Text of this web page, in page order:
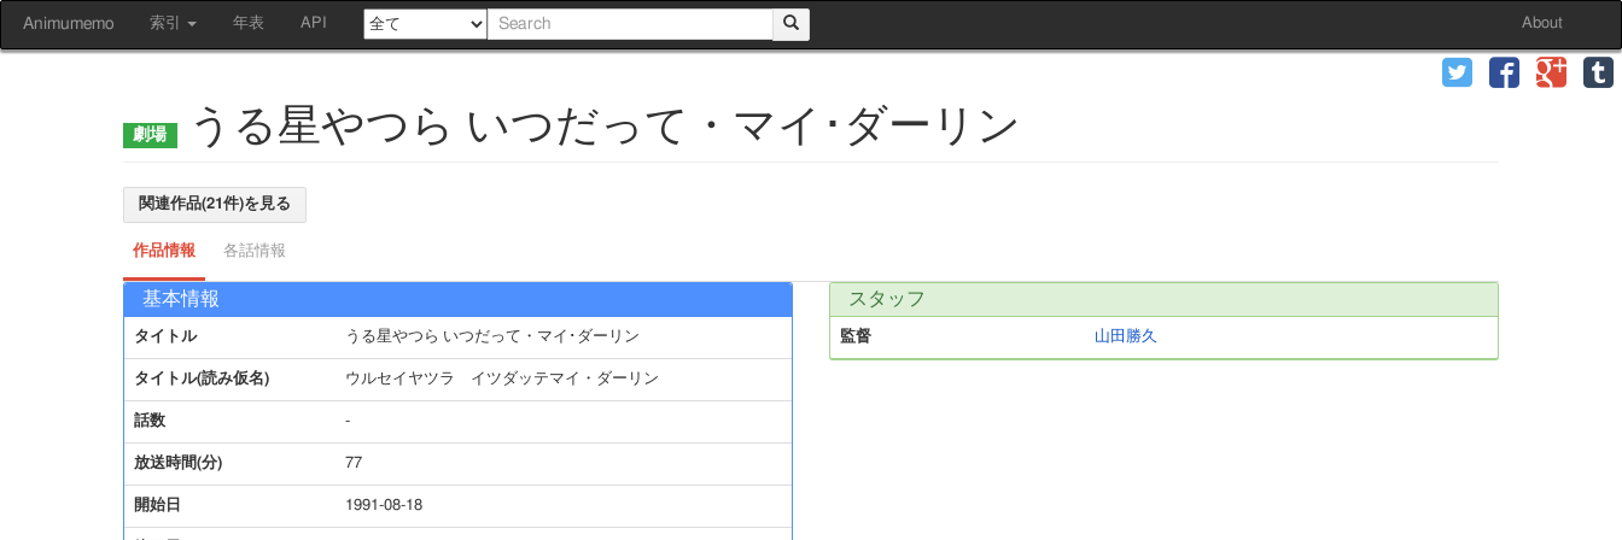
Animumemo 索引 年表 API About
うる星やつら いつだって・マイ･ダーリン
関連作品(21件)を見る
作品情報 各話情報
基本情報
タイトル うる星やつら いつだって・マイ･ダーリン
タイトル(読み仮名) ウルセイヤツラ イツダッテマイ・ダーリン
話数 -
放送時間(分) 77
開始日 1991-08-18
スタッフ
監督 山田勝久